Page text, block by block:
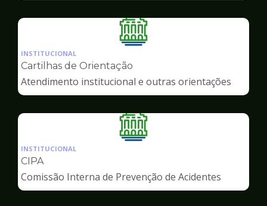
Ilustração
da
de
Servidor
INSTITUCIONAL
Cartilhas de Orientação
Atendimento institucional e outras orientações
Ilustração
da
Servidor
INSTITUCIONAL
CIPA
Comissão Interna de Prevenção de Acidentes